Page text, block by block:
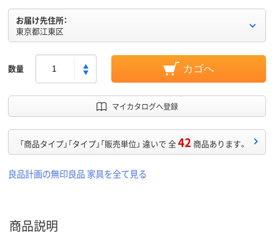
お届け先住所：
東京都江東区
数量 カゴへ
マイカタログへ登録
「商品タイプ」「タイプ」「販売単位」 違いで 全42 商品あります。
良品計画の無印良品 家具を全て見る
商品説明